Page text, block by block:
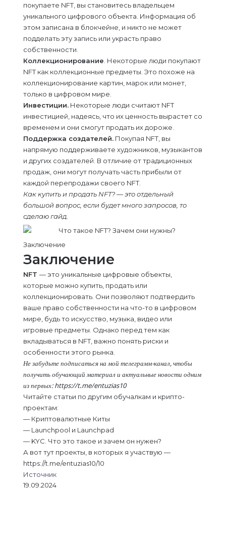
покупаете NFT, вы становитесь владельцем
уникального цифрового объекта. Информация об
этом записана в блокчейне, и никто не может
подделать эту запись или украсть право
собственности.
Коллекционирование . Некоторые люди покупают
NFT как коллекционные предметы. Это похоже на
коллекционирование картин, марок или монет,
только в цифровом мире.
Инвестиции. Некоторые люди считают NFT
инвестицией, надеясь, что их ценность вырастет со
временем и они смогут продать их дороже.
Поддержка создателей. Покупая NFT, вы
напрямую поддерживаете художников, музыкантов
и других создателей. В отличие от традиционных
продаж, они могут получать часть прибыли от
каждой перепродажи своего NFT.
Как купить и продать NFT? — это отдельный
большой вопрос, если будет много запросов, то
сделаю гайд.
Заключение
Заключение
NFT — это уникальные цифровые объекты,
которые можно купить, продать или
коллекционировать. Они позволяют подтвердить
ваше право собственности на что-то в цифровом
мире, будь то искусство, музыка, видео или
игровые предметы. Однако перед тем как
вкладываться в NFT, важно понять риски и
особенности этого рынка.
Не забудьте подписаться на мой телеграмм-канал, чтобы
получить обучающий материал и актуальные новости одним
из первых:https://t.me/entuzias10
Читайте статьи по другим обучалкам и крипто-
проектам:
— Криптовалютные Киты
— Launchpool и Launchpad
— KYC. Что это такое и зачем он нужен?
А вот тут проекты, в которых я участвую —
https://t.me/entuzias10/10
Источник
19.09.2024